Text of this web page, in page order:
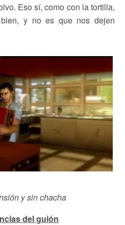
Eso sí, como con la tortilla,
y no es que nos dejen
y sin chacha
del guión